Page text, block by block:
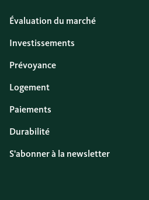
Évaluation du marché
Investissements
Prévoyance
Logement
Paiements
Durabilité
S'abonner à la newsletter